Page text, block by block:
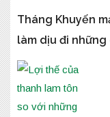
Tháng Khuyến
làm dịu đi những